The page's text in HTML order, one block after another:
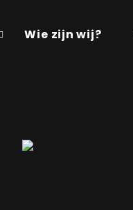
Wie zijn wij?